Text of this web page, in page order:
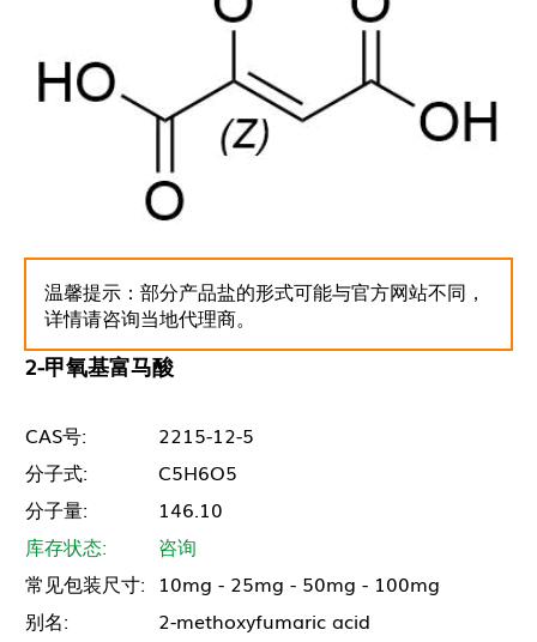
温馨提示：部分产品盐的形式可能与官方网站不同，
详情请咨询当地代理商。
2-甲氧基富马酸
CAS号:
2215-12-5
分子式:
C5H6O5
分子量:
146.10
库存状态:
咨询
常见包装尺寸: 10mg - 25mg - 50mg - 100mg
别名:
2-methoxyfumaric acid